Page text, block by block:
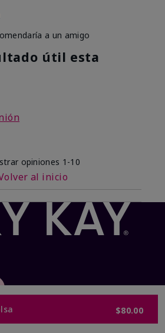
$80.00
a un amigo
útil esta
opiniones 1-10
al inicio